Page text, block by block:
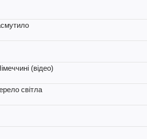
(відео)
світла